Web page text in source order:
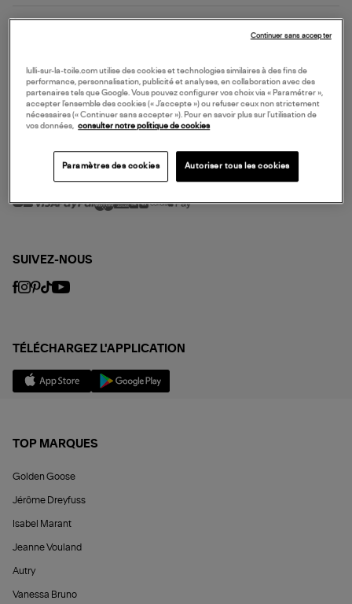
NOS SERVICES
SERVICE CLIENT
MODE DE PAIEMENT
SUIVEZ-NOUS
TÉLÉCHARGEZ L'APPLICATION
TOP MARQUES
Golden Goose
Jérôme Dreyfuss
Isabel Marant
Jeanne Vouland
Autry
Vanessa Bruno
lulli-sur-la-toile.com utilise des cookies et technologies similaires à des fins de
performance, personnalisation, publicité et analyses, en collaboration avec des
partenaires tels que Google. Vous pouvez configurer vos choix via « Paramétrer »,
accepter l’ensemble des cookies (« J’accepte ») ou refuser ceux non strictement
nécessaires (« Continuer sans accepter »). Pour en savoir plus sur l’utilisation de
vos données,
consulter notre politique de cookies
Paramètres des cookies Autoriser tous les cookies
Continuer sans accepter